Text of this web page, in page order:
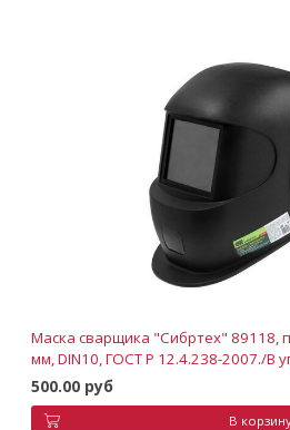
Маска сварщика "Сибртех" 89118,
мм, DIN10, ГОСТ Р 12.4.238-2007./В
500.00 руб
В